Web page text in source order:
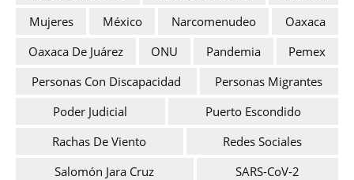
Mujeres
México Narcomenudeo
Oaxaca
Oaxaca De Juárez
ONU Pandemia
Pemex
Personas Con Discapacidad
Personas Migrantes
Poder Judicial
Puerto Escondido
Rachas De Viento
Redes Sociales
Salomón Jara Cruz
SARS-CoV-2